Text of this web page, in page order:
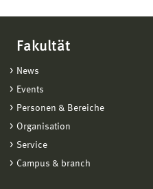
Fakultät
News
Events
Personen & Bereiche
Organisation
Service
Campus & branch